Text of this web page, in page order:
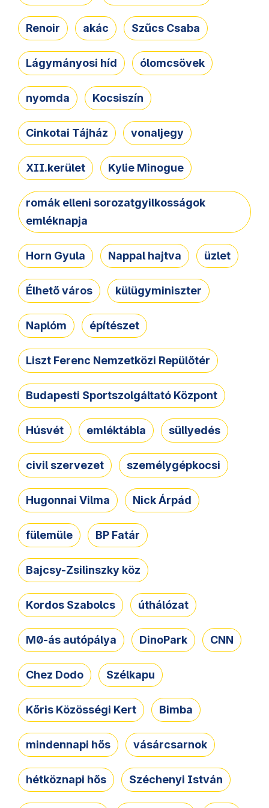
Renoir akác Szűcs Csaba
Lágymányosi híd ólomcsövek
nyomda Kocsiszín
Cinkotai Tájház vonaljegy
XII.kerület Kylie Minogue
romák elleni sorozatgyilkosságok
emléknapja
Horn Gyula Nappal hajtva üzlet
Élhető város külügyminiszter
Naplóm építészet
Liszt Ferenc Nemzetközi Repülőtér
Budapesti Sportszolgáltató Központ
Húsvét emléktábla süllyedés
civil szervezet személygépkocsi
Hugonnai Vilma Nick Árpád
fülemüle BP Fatár
Bajcsy-Zsilinszky köz
Kordos Szabolcs úthálózat
M0-ás autópálya DinoPark CNN
Chez Dodo Szélkapu
Kőris Közösségi Kert Bimba
mindennapi hős vásárcsarnok
hétköznapi hős Széchenyi István